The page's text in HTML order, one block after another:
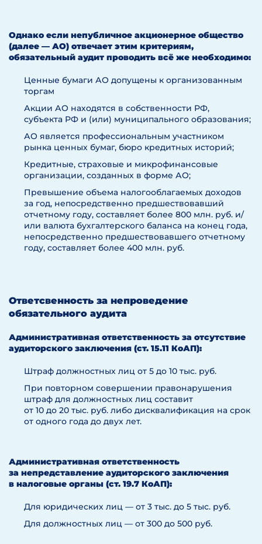
Однако если непубличное акционерное общество
(далее — АО) отвечает этим критериям,
обязательный аудит проводить всё же необходимо:
Ценные бумаги АО допущены к организованным
торгам
Акции АО находятся в собственности РФ,
субъекта РФ и (или) муниципального образования;
АО является профессиональным участником
рынка ценных бумаг, бюро кредитных историй;
Кредитные, страховые и микрофинансовые
организации, созданных в форме АО;
Превышение объема налогооблагаемых доходов
за год, непосредственно предшествовавший
отчетному году, составляет более 800 млн. руб. и/
или валюта бухгалтерского баланса на конец года,
непосредственно предшествовавшего отчетному
году, составляет более 400 млн. руб.
Ответсвенность за непроведение
обязательного аудита
Административная ответственность за отсутствие
аудиторского заключения (ст. 15.11 КоАП):
Штраф должностных лиц от 5 до 10 тыс. руб.
При повторном совершении правонарушения
штраф для должностных лиц составит
от 10 до 20 тыс. руб. либо дисквалификация на срок
от одного года до двух лет.
Административная ответственность
за непредставление аудиторского заключения
в налоговые органы (ст. 19.7 КоАП):
Для юридических лиц — от 3 тыс. до 5 тыс. руб.
Для должностных лиц — от 300 до 500 руб.